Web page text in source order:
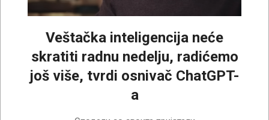
Veštačka inteligencija neće
skratiti radnu nedelju, radićemo
još više, tvrdi osnivač ChatGPT-
a